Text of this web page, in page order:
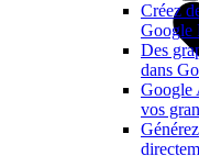
Créez
Google
Des
dans
Google
vos